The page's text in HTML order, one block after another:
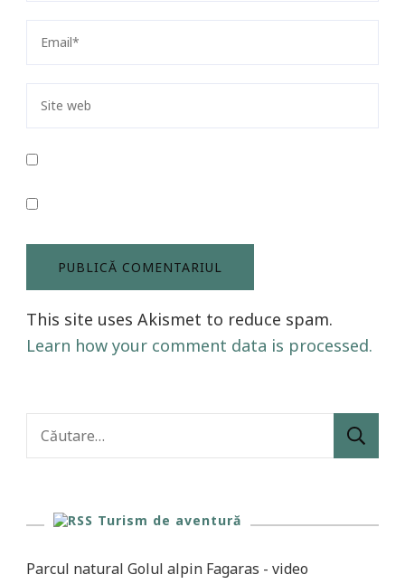
This site uses Akismet to reduce spam.
Learn how your comment data is processed.
Caută
Turism de aventură
Parcul natural Golul alpin Fagaras - video